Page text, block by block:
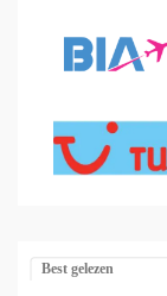
Best gelezen